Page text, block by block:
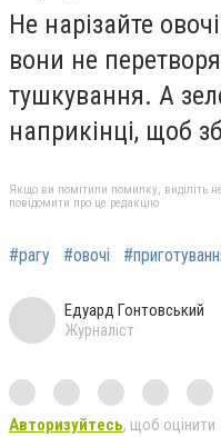
Не нарізайте
вони не
тушкування. А
наприкінці, щоб
Якщо ви помітили помилку, виділіть
повідомити про це редакцію
#рагу #овочі
Едуард Гонтовський
Журналіст
Авторизуйтесь, щоб оцінити